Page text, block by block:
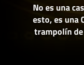
No es una
esto, es una
trampolín